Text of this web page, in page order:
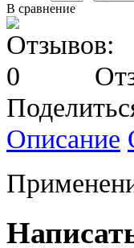
В сравнение
Описание